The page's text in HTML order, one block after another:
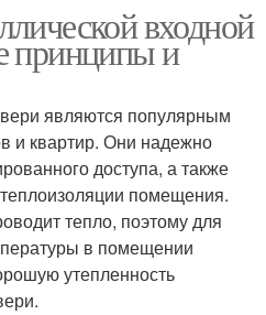
входной
принципы и
являются популярным
и квартир. Они надежно
доступа, а также
помещения.
тепло, поэтому для
в помещении
утепленность